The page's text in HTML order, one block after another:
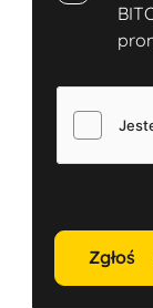
Zgłoś